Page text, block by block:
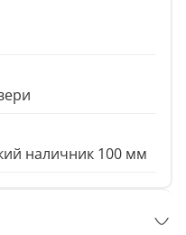
наличник 100 мм